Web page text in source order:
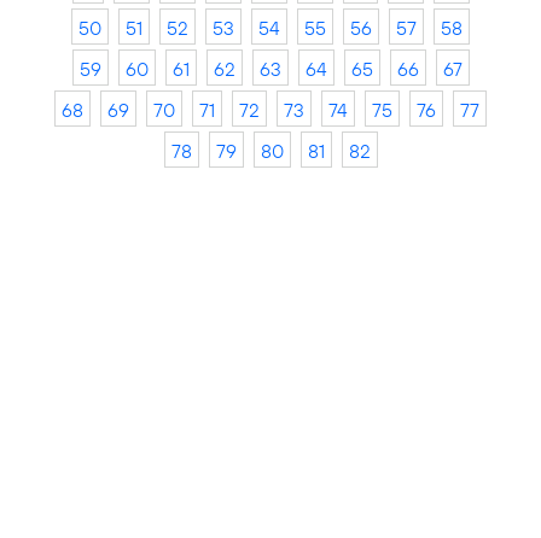
50
51 52 53 54 55 56 57
58
59
60 61 62 63 64 65 66
67
68
69 70 71 72 73 74 75 76
77
78
79 80 81 82